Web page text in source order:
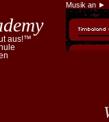
aus!™
Musik an ►